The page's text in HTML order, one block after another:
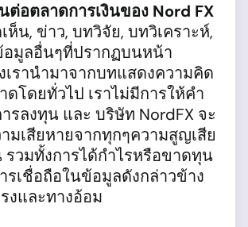
ต่อตลาดการเงินของ Nord FX
ห็น, ข่าว, บทวิจัย, บทวิเคราะห์,
อมูลอื่นๆที่ปรากฏบนหน้า
เรานำมาจากบทแสดงความคิด
ดโดยทั่วไป เราไม่มีการให้คำ
รลงทุน และ บริษัท NordFX จะ
มเสียหายจากทุกๆความสูญเสีย
รวมทั้งการได้กำไรหรือขาดทุน
รเชื่อถือในข้อมูลดังกล่าวข้าง
งและทางอ้อม